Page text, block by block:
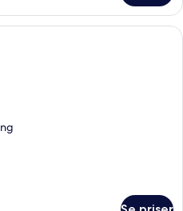
Et moderne hotelværelse med